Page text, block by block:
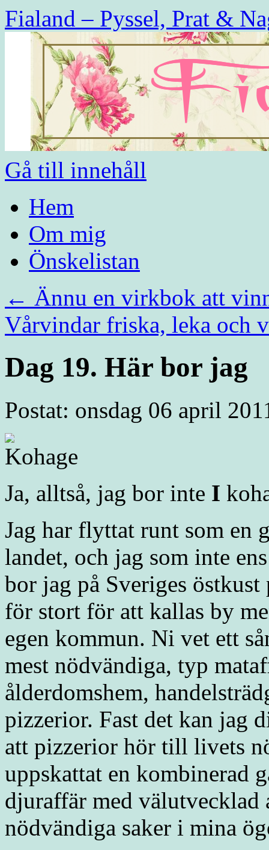
Fialand – Pyssel, Prat &
Gå till innehåll
Hem
Om mig
Önskelistan
← Ännu en virkbok att
Vårvindar friska, leka
Dag 19. Här bor jag
Postat: onsdag 06 april
Ja, alltså, jag bor inte I
Jag har flyttat runt som en
landet, och jag som inte
bor jag på Sveriges
för stort för att kallas by
egen kommun. Ni vet ett
mest nödvändiga, typ
ålderdomshem,
pizzerior. Fast det kan jag
att pizzerior hör till livets
uppskattat en kombinerad
djuraffär med
nödvändiga saker i mina